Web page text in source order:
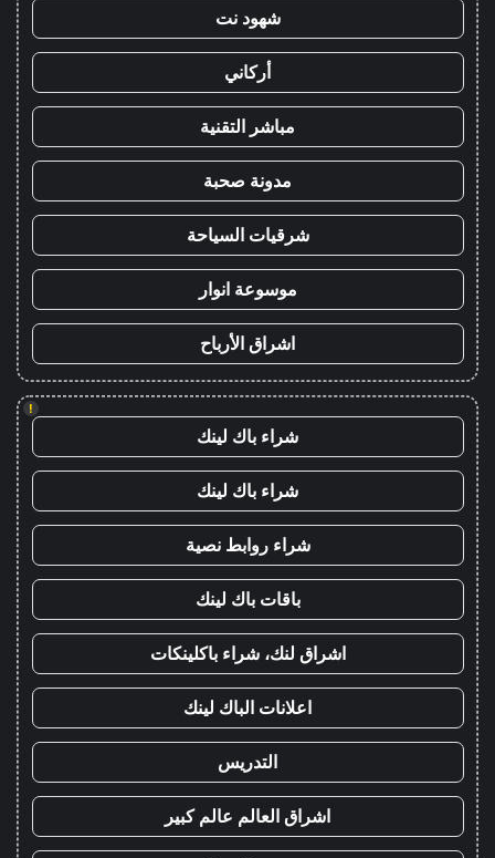
شهود نت
أركاني
مباشر التقنية
مدونة صحبة
شرقيات السياحة
موسوعة انوار
اشراق الأرباح
!
شراء باك لينك
شراء باك لينك
شراء روابط نصية
باقات باك لينك
اشراق لنك، شراء باكلينكات
اعلانات الباك لينك
التدريس
اشراق العالم عالم كبير